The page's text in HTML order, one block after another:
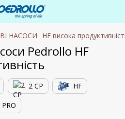
НАСОСИ HF висока
Pedrollo HF
2 CP HF